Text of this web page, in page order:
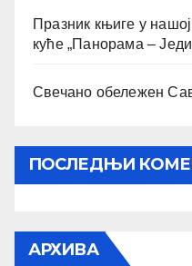
Празник књиге у
куће „Панорама –
Свечано обележен
ПОСЛЕДЊИ
АРХИВА